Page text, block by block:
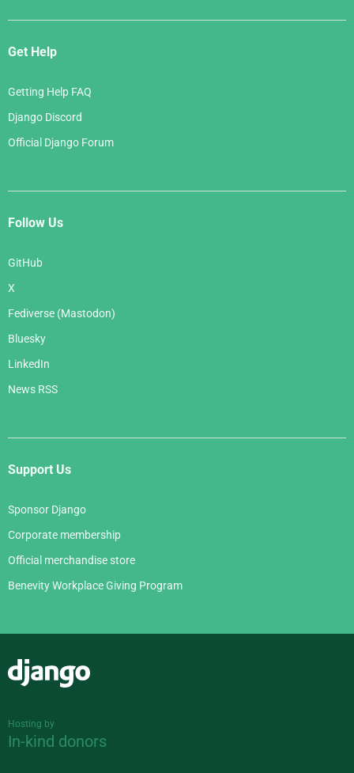
Get Help
Getting Help FAQ
Django Discord
Official Django Forum
Follow Us
GitHub
X
Fediverse (Mastodon)
Bluesky
LinkedIn
News RSS
Support Us
Sponsor Django
Corporate membership
Official merchandise store
Benevity Workplace Giving Program
Hosting by
In-kind donors